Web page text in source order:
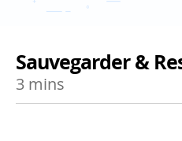
Sauvegarder &
3 mins